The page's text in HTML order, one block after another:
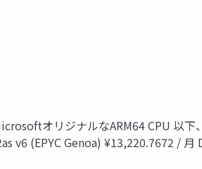
オリジナルなARM64 CPU 以
v6 (EPYC Genoa) ¥13,220.7672 /